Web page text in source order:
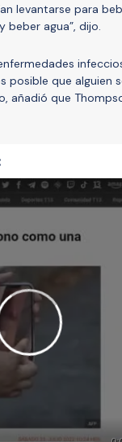
levantarse para
beber agua”, dijo.
posible que alguien
añadió que